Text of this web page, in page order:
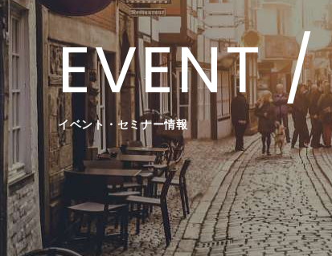
EVENT
イベント・セミナー情報